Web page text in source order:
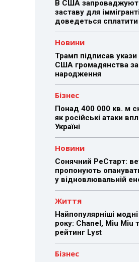
В США
заставу для
доведеться сплатити
Новини
Трамп підписав
США громадянства
народження
Бізнес
Понад 400 000 кв. м
як російські атаки
Україні
Новини
Сонячний РеСтарт:
пропонують
у відновлювальній
Життя
Найпопулярніші
року: Chanel, Miu Miu
рейтинг Lyst
Бізнес